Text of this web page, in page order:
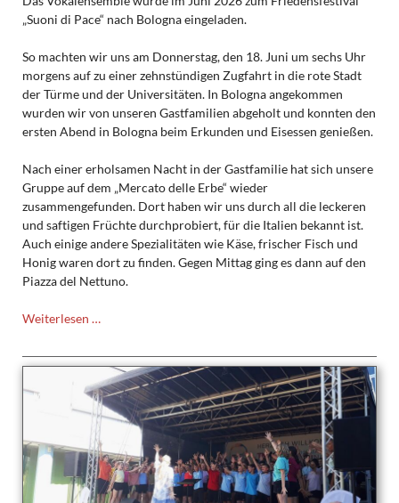
„Suoni di Pace“ nach Bologna eingeladen.
So machten wir uns am Donnerstag, den 18. Juni um sechs Uhr
morgens auf zu einer zehnstündigen Zugfahrt in die rote Stadt
der Türme und der Universitäten. In Bologna angekommen
wurden wir von unseren Gastfamilien abgeholt und konnten den
ersten Abend in Bologna beim Erkunden und Eisessen genießen.
Nach einer erholsamen Nacht in der Gastfamilie hat sich unsere
Gruppe auf dem „Mercato delle Erbe“ wieder
zusammengefunden. Dort haben wir uns durch all die leckeren
und saftigen Früchte durchprobiert, für die Italien bekannt ist.
Auch einige andere Spezialitäten wie Käse, frischer Fisch und
Honig waren dort zu finden. Gegen Mittag ging es dann auf den
Piazza del Nettuno.
Weiterlesen …Auf
in
Bologna